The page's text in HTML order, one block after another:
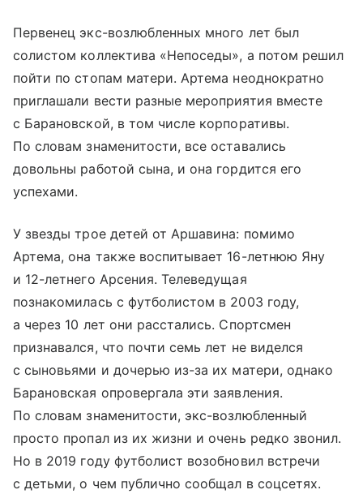
Первенец экс-возлюбленных много лет был
солистом коллектива «Непоседы», а потом решил
пойти по стопам матери. Артема неоднократно
приглашали вести разные мероприятия вместе
с Барановской, в том числе корпоративы.
По словам знаменитости, все оставались
довольны работой сына, и она гордится его
успехами.
У звезды трое детей от Аршавина: помимо
Артема, она также воспитывает 16-летнюю Яну
и 12-летнего Арсения. Телеведущая
познакомилась с футболистом в 2003 году,
а через 10 лет они расстались. Спортсмен
признавался, что почти семь лет не виделся
с сыновьями и дочерью из-за их матери, однако
Барановская опровергала эти заявления.
По словам знаменитости, экс-возлюбленный
просто пропал из их жизни и очень редко звонил.
Но в 2019 году футболист возобновил встречи
с детьми, о чем публично сообщал в соцсетях.